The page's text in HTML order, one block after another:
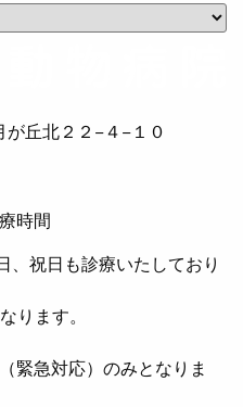
丘北２２−４−１０
、祝日も診療いたしており
ります。
緊急対応）のみとなりま